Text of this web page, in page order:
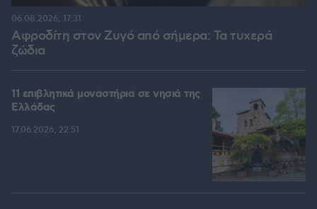
Αφροδίτη στον Ζυγό από σήμερα: Τα τυχερά
ζώδια
06.08.2026, 17:31
11 επιβλητικά μοναστήρια σε νησιά της
Ελλάδας
17.06.2026, 22:51